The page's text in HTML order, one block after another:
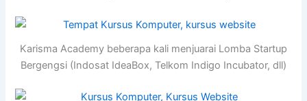
Karisma Academy beberapa kali menjuarai Lomba Startup
Bergengsi (Indosat IdeaBox, Telkom Indigo Incubator, dll)